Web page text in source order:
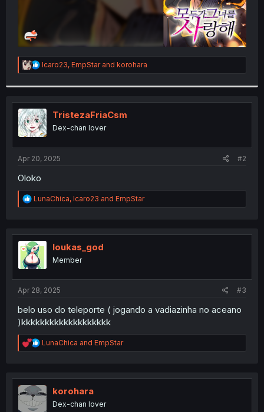
R
e
t
i
o
n
s
:
Icaro23, EmpStarand korohara
TristezaFriaCsm
Dex-chan lover
Apr 20, 2025 #2
Oloko
R
e
t
i
o
n
LunaChica, Icaro23 and EmpStar
loukas_god
Member
Apr 28, 2025 #3
belo uso do teleporte ( jogando a vadiazinha no aceano
)kkkkkkkkkkkkkkkkkkk
R
e
t
i
o
LunaChica and EmpStar
korohara
Dex-chan lover